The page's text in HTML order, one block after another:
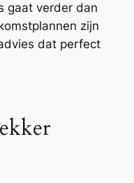
gaat verder dan
zijn
dat perfect